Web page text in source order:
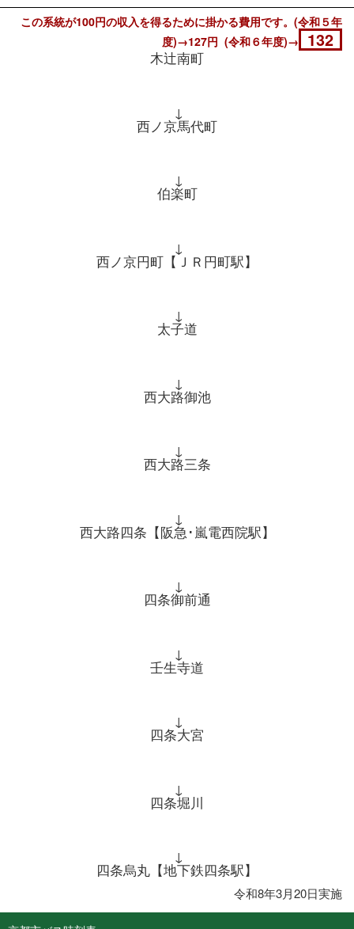
この系統が100円の収入を得るために掛かる費用です。(令和５年
度)→127円 (令和６年度)→
132
木辻南町
↓
西ノ京馬代町
↓
伯楽町
↓
西ノ京円町【ＪＲ円町駅】
↓
太子道
↓
西大路御池
↓
西大路三条
↓
西大路四条【阪急･嵐電西院駅】
↓
四条御前通
↓
壬生寺道
↓
四条大宮
↓
四条堀川
↓
四条烏丸【地下鉄四条駅】
令和8年3月20日実施